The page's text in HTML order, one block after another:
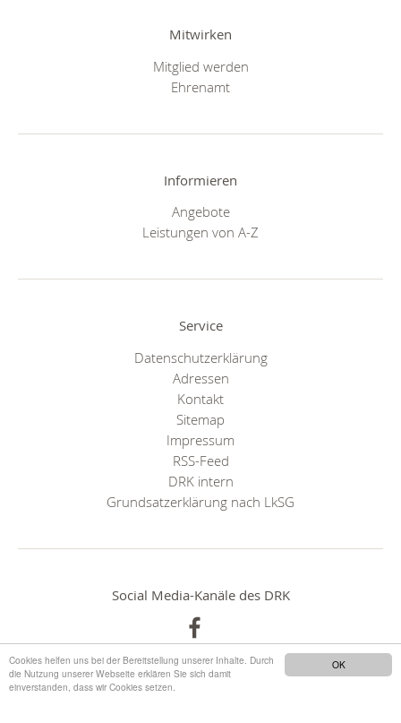
OK
Cookies helfen uns bei der Bereitstellung unserer Inhalte. Durch
die Nutzung unserer Webseite erklären Sie sich damit
einverstanden, dass wir Cookies setzen.
Mitwirken
Mitglied werden
Ehrenamt
Informieren
Angebote
Leistungen von A-Z
Service
Datenschutzerklärung
Adressen
Kontakt
Sitemap
Impressum
RSS-Feed
DRK intern
Grundsatzerklärung nach LkSG
Social Media-Kanäle des DRK